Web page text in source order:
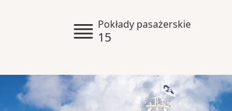
Pokłady pasażerskie
15